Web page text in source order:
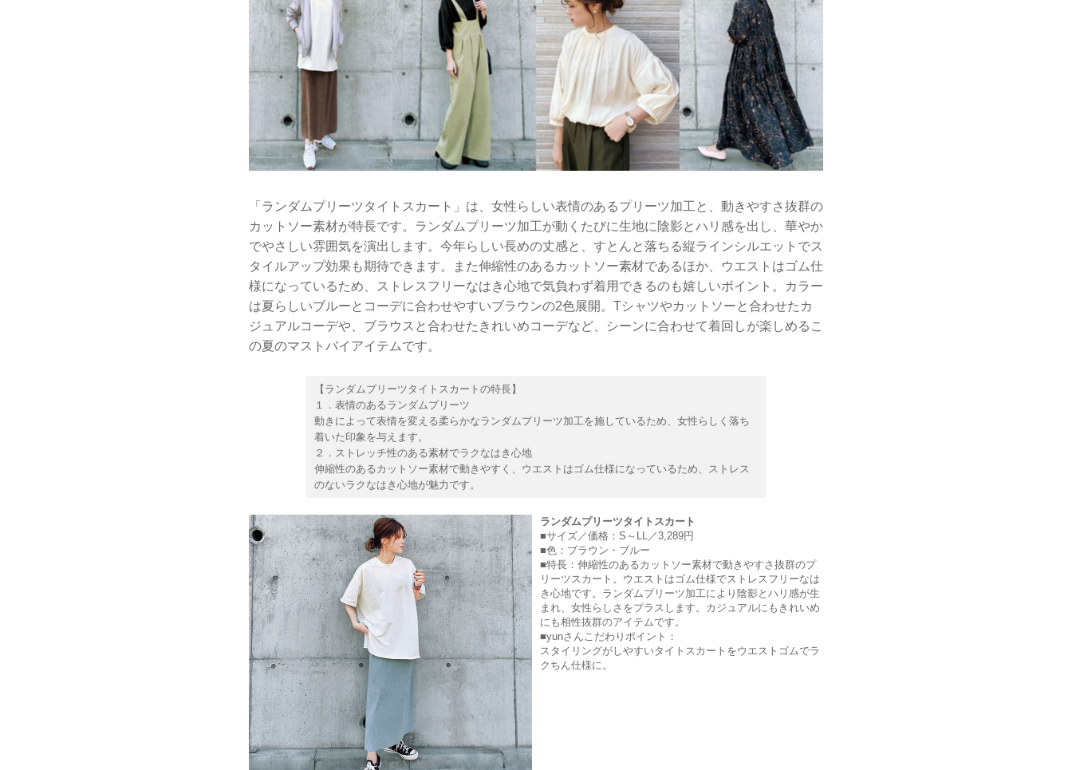
「ランダムプリーツタイトスカート」は、女性らしい表情のあるプリーツ加工と、動きやすさ抜群の
カットソー素材が特長です。ランダムプリーツ加工が動くたびに生地に陰影とハリ感を出し、華やか
でやさしい雰囲気を演出します。今年らしい長めの丈感と、すとんと落ちる縦ラインシルエットでス
タイルアップ効果も期待できます。また伸縮性のあるカットソー素材であるほか、ウエストはゴム仕
様になっているため、ストレスフリーなはき心地で気負わず着用できるのも嬉しいポイント。カラー
は夏らしいブルーとコーデに合わせやすいブラウンの2色展開。Tシャツやカットソーと合わせたカ
ジュアルコーデや、ブラウスと合わせたきれいめコーデなど、シーンに合わせて着回しが楽しめるこ
の夏のマストバイアイテムです。
【ランダムプリーツタイトスカートの特長】
１．表情のあるランダムプリーツ
動きによって表情を変える柔らかなランダムプリーツ加工を施しているため、女性らしく落ち
着いた印象を与えます。
２．ストレッチ性のある素材でラクなはき心地
伸縮性のあるカットソー素材で動きやすく、ウエストはゴム仕様になっているため、ストレス
のないラクなはき心地が魅力です。
ランダムプリーツタイトスカート
■サイズ／価格：S～LL／3,289円
■色：ブラウン・ブルー
■特長：伸縮性のあるカットソー素材で動きやすさ抜群のプ
リーツスカート。ウエストはゴム仕様でストレスフリーなは
き心地です。ランダムプリーツ加工により陰影とハリ感が生
まれ、女性らしさをプラスします。カジュアルにもきれいめ
にも相性抜群のアイテムです。
■yunさんこだわりポイント：
スタイリングがしやすいタイトスカートをウエストゴムでラ
クちん仕様に。